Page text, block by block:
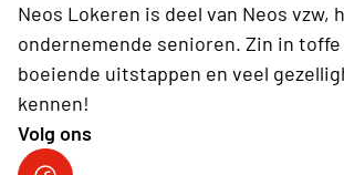
Neos Lokeren is deel van Neos vzw,
ondernemende senioren. Zin in
boeiende uitstappen en veel
kennen!
Volg ons